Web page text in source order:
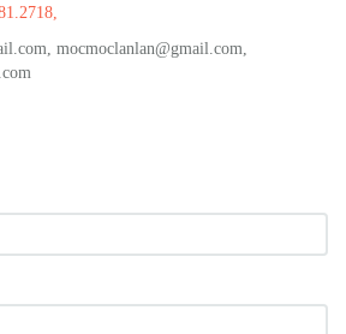
mocmoclanlan@gmail.com,